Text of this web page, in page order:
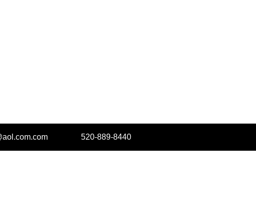
520-889-8440